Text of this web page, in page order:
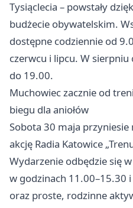
Tysiąclecia – powstały
budżecie obywatelskim.
dostępne codziennie od
czerwcu i lipcu. W
do 19.00.
Muchowiec zacznie od
biegu dla aniołów
Sobota 30 maja
akcję Radia Katowice
Wydarzenie odbędzie się
w godzinach 11.00–15.30
oraz proste, rodzinne